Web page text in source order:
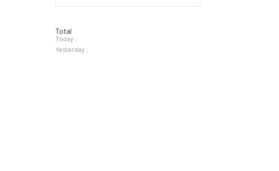
방
문
자
수
Total
Today :
Yesterday :